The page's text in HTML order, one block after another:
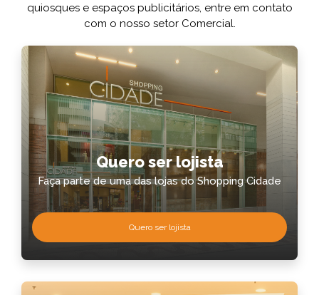
quiosques e espaços publicitários, entre em contato
com o nosso setor Comercial.
Quero ser lojista
Faça parte de uma das lojas do Shopping Cidade
Quero ser lojista